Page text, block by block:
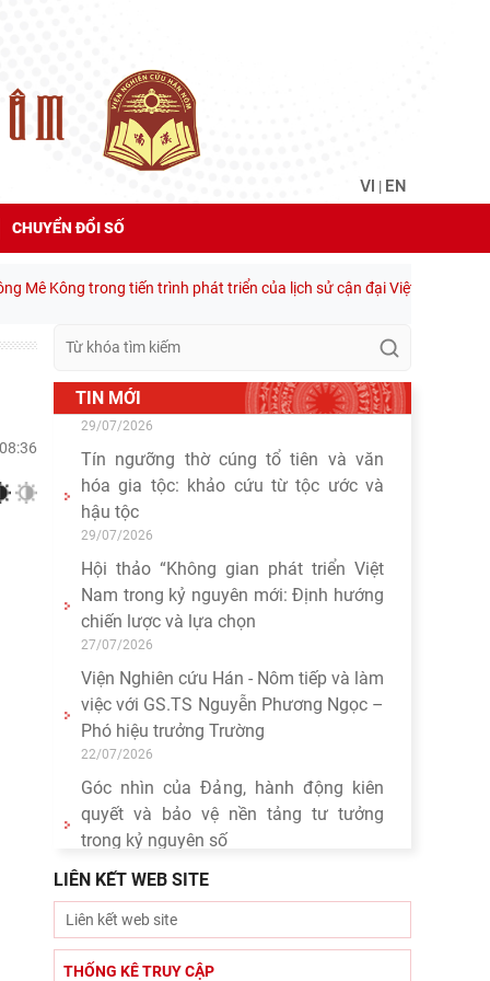
VI | EN
CHUYỂN ĐỔI SỐ
Kông trong tiến trình phát triển của lịch sử cận đại Việt Nam” - sách
TIN MỚI
"Đồng bằng sông Mê Kông trong tiến
trình phát triển của lịch sử cận đại Việt
Nam” - sách của tác
05/08/2026
Hoạt động khoa học của Trung tâm
Văn hiến học cổ điển - Viện Nghiên cứu
Hán - Nôm tại tỉnh Lạng Sơn
04/08/2026
viên chức Viện Hàn lâm Khoa học xã
hội Việt Nam hoàn thành chương
03/08/2026
hoàn thiện hệ thống thực thi quyền
hành pháp ở Việt Nam hiện
30/07/2026
Giá trị truyền thống trong xây dựng và
hoàn thiện hệ thống thực thi quyền
hành pháp ở Việt Nam hiện
29/07/2026
LIÊN KẾT WEB SITE
THỐNG KÊ TRUY CẬP